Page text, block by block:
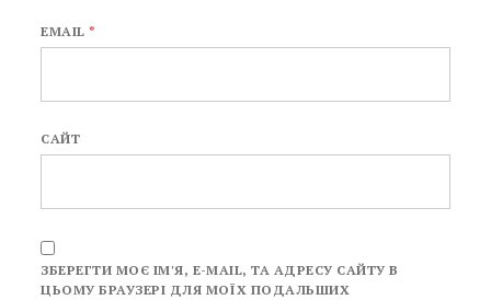
EMAIL*
САЙТ
ЗБЕРЕГТИ МОЄ ІМ'Я, E-MAIL, ТА АДРЕСУ САЙТУ В
ЦЬОМУ БРАУЗЕРІ ДЛЯ МОЇХ ПОДАЛЬШИХ